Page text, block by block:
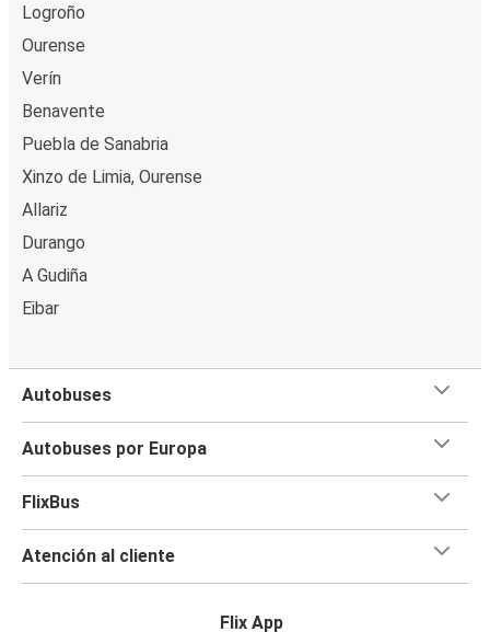
Logroño
Ourense
Verín
Benavente
Puebla de Sanabria
Xinzo de Limia, Ourense
Allariz
Durango
A Gudiña
Eibar
Autobuses
Autobuses por Europa
FlixBus
Atención al cliente
Flix App